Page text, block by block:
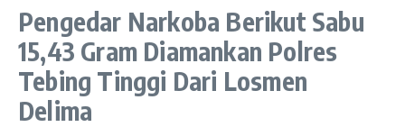
Pengedar Narkoba Berikut Sabu
15,43 Gram Diamankan Polres
Tebing Tinggi Dari Losmen
Delima